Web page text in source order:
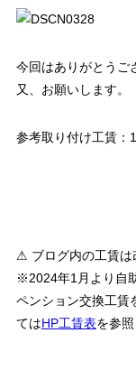
今回はありがとうご
又、お願いします。
参考取り付け工賃：
⚠ ブログ内の工賃は
※2024年1月より自
ペンション交換工賃
てはHP工賃表を参